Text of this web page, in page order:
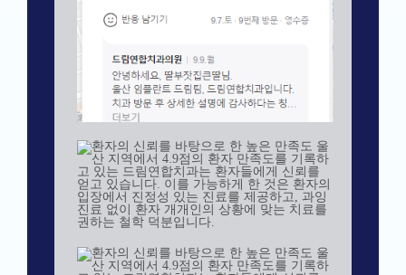
울산 삼산동 치과 환자 512명 대상
4.84점)